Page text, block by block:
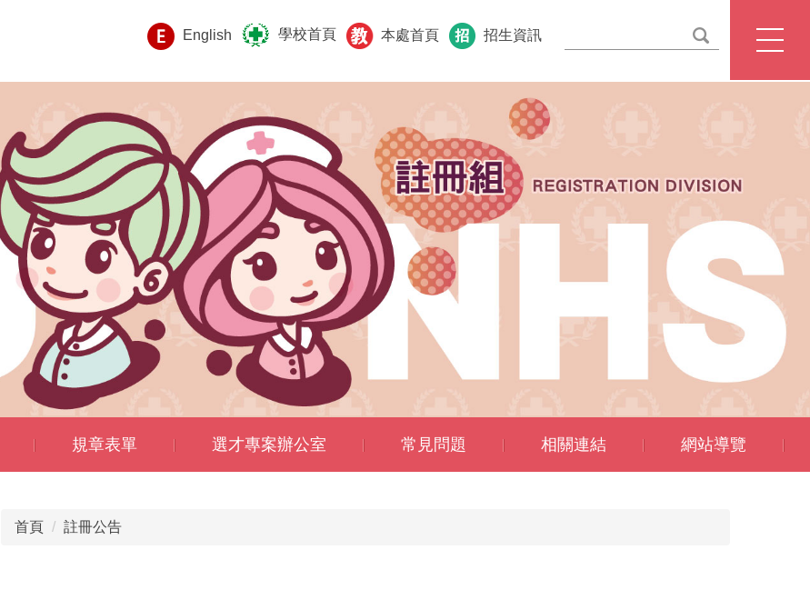
English 學校首頁 本處首頁 招生資訊
校首頁
教務處首頁
規章表單 選才專案辦公室 常見問題 相關連結 網站導覽
首頁 註冊公告